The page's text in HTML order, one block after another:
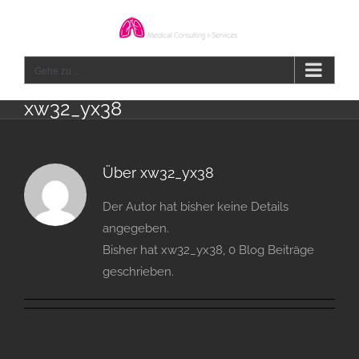
springen
Gehe zu ...
xw32_yx38
Über xw32_yx38
Der Autor hat bisher keine Details
angegeben.
Bisher hat xw32_yx38, 0 Blog Beiträge
geschrieben.